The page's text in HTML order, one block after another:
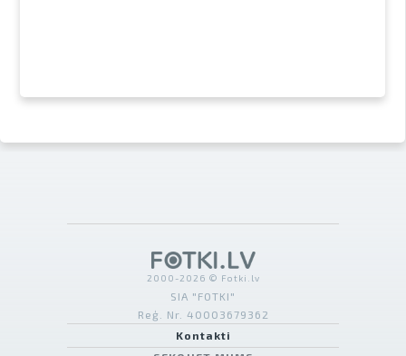
2000-2026 © Fotki.lv
SIA "FOTKI"
Reģ. Nr. 40003679362
Kontakti